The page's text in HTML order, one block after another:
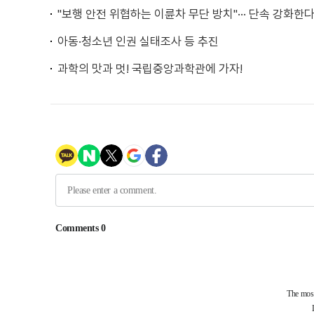
"보행 안전 위협하는 이륜차 무단 방치"··· 단속 강화한다
아동·청소년 인권 실태조사 등 추진
과학의 맛과 멋! 국립중앙과학관에 가자!